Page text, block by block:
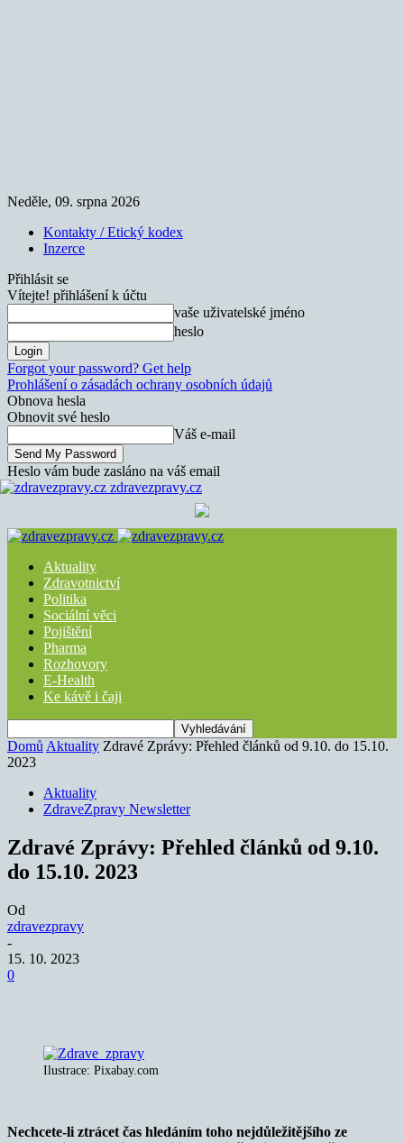
Neděle, 09. srpna 2026
Kontakty / Etický kodex
Inzerce
Přihlásit se
Vítejte! přihlášení k účtu
vaše uživatelské jméno
heslo
Forgot your password? Get help
Prohlášení o zásadách ochrany osobních údajů
Obnova hesla
Obnovit své heslo
Váš e-mail
Heslo vám bude zasláno na váš email
zdravezpravy.cz
Aktuality
Zdravotnictví
Politika
Sociální věci
Pojištění
Pharma
Rozhovory
E-Health
Ke kávě i čaji
Domů Aktuality Zdravé Zprávy: Přehled článků od 9.10. do 15.10.
2023
Aktuality
ZdraveZpravy Newsletter
Zdravé Zprávy: Přehled článků od 9.10.
do 15.10. 2023
Od
zdravezpravy
-
15. 10. 2023
0
Ilustrace: Pixabay.com
Nechcete-li ztrácet čas hledáním toho nejdůležitějšího ze